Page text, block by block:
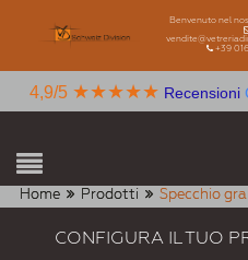
Benvenuto nel
+39
4,9/5 ★★★★★ Recensioni
Home Prodotti Specchio
CONFIGURA IL TUO